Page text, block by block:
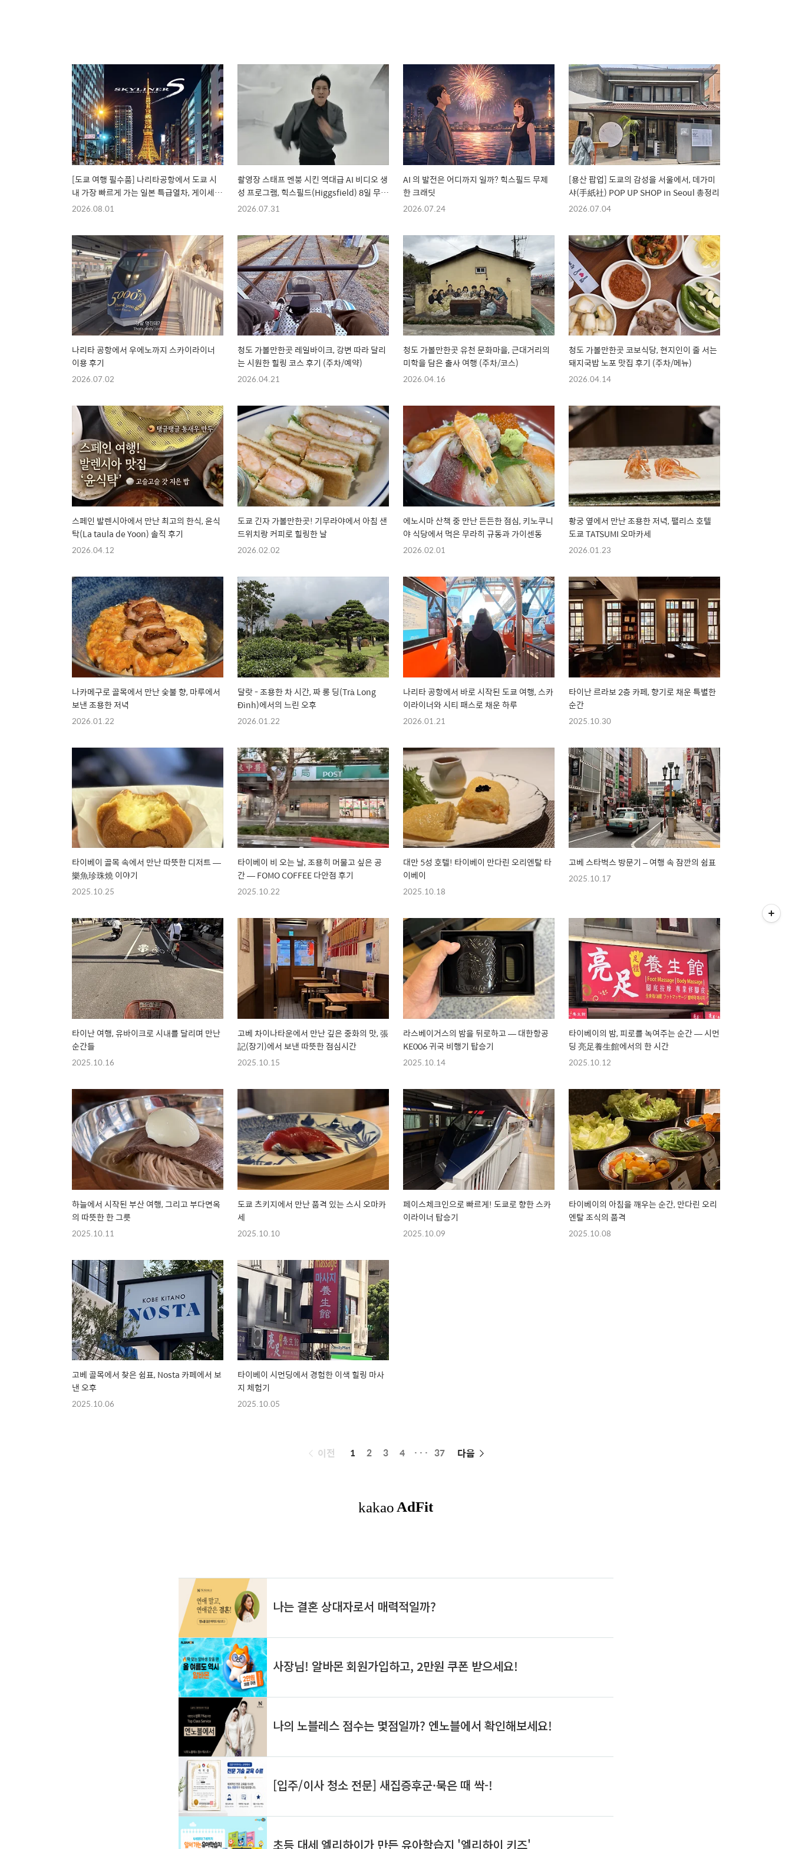
[도쿄 여행 필수품] 나리타공항에서 도쿄 시
내 가장 빠르게 가는 일본 특급열차, 게이세이
스카이라이너 총정리!
2026.08.01
촬영장 스태프 멘붕 시킨 역대급 AI 비디오 생
성 프로그램, 힉스필드(Higgsfield) 8일 무제
한 무료 혜택 마감 임박!
2026.07.31
AI 의 발전은 어디까지 일까? 힉스필드 무제
한 크래딧
2026.07.24
[용산 팝업] 도쿄의 감성을 서울에서, 데가미
샤(手紙社) POP UP SHOP in Seoul 총정리
2026.07.04
나리타 공항에서 우에노까지 스카이라이너
이용 후기
2026.07.02
청도 가볼만한곳 레일바이크, 강변 따라 달리
는 시원한 힐링 코스 후기 (주차/예약)
2026.04.21
청도 가볼만한곳 유천 문화마을, 근대거리의
미학을 담은 출사 여행 (주차/코스)
2026.04.16
청도 가볼만한곳 코보식당, 현지인이 줄 서는
돼지국밥 노포 맛집 후기 (주차/메뉴)
2026.04.14
스페인 발렌시아에서 만난 최고의 한식, 윤식
탁(La taula de Yoon) 솔직 후기
2026.04.12
도쿄 긴자 가볼만한곳! 기무라야에서 아침 샌
드위치랑 커피로 힐링한 날
2026.02.02
에노시마 산책 중 만난 든든한 점심, 키노쿠니
야 식당에서 먹은 무라히 규동과 가이센동
2026.02.01
황궁 옆에서 만난 조용한 저녁, 팰리스 호텔
도쿄 TATSUMI 오마카세
2026.01.23
나카메구로 골목에서 만난 숯불 향, 마루에서
보낸 조용한 저녁
2026.01.22
달랏 - 조용한 차 시간, 짜 롱 딩(Trà Long
Đình)에서의 느린 오후
2026.01.22
나리타 공항에서 바로 시작된 도쿄 여행, 스카
이라이너와 시티 패스로 채운 하루
2026.01.21
타이난 르라보 2층 카페, 향기로 채운 특별한
순간
2025.10.30
타이베이 골목 속에서 만난 따뜻한 디저트 —
樂魚珍珠燒 이야기
2025.10.25
타이베이 비 오는 날, 조용히 머물고 싶은 공
간 — FOMO COFFEE 다안점 후기
2025.10.22
대만 5성 호텔! 타이베이 만다린 오리엔탈 타
이베이
2025.10.18
고베 스타벅스 방문기 – 여행 속 잠깐의 쉼표
2025.10.17
타이난 여행, 유바이크로 시내를 달리며 만난
순간들
2025.10.16
고베 차이나타운에서 만난 깊은 중화의 맛, 張
記(장기)에서 보낸 따뜻한 점심시간
2025.10.15
라스베이거스의 밤을 뒤로하고 — 대한항공
KE006 귀국 비행기 탑승기
2025.10.14
타이베이의 밤, 피로를 녹여주는 순간 — 시먼
딩 亮足養生館에서의 한 시간
2025.10.12
하늘에서 시작된 부산 여행, 그리고 부다면옥
의 따뜻한 한 그릇
2025.10.11
도쿄 츠키지에서 만난 품격 있는 스시 오마카
세
2025.10.10
페이스체크인으로 빠르게! 도쿄로 향한 스카
이라이너 탑승기
2025.10.09
타이베이의 아침을 깨우는 순간, 만다린 오리
엔탈 조식의 품격
2025.10.08
고베 골목에서 찾은 쉼표, Nosta 카페에서 보
낸 오후
2025.10.06
타이베이 시먼딩에서 경험한 이색 힐링 마사
지 체험기
2025.10.05
페
이전 1 2 3 4 ··· 37 다음